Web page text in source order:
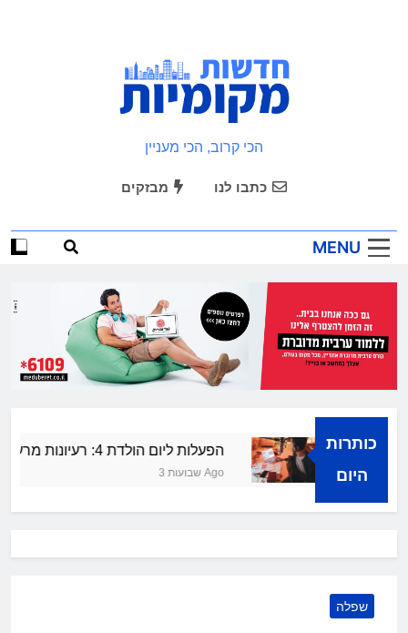
חדשות מקומיות
הכי קרוב, הכי מעניין
כתבו לנו מבזקים
MENU
כותרות
היום
הפעלות ליום הולדת 4: רעיונות מרעננים ושמחים
3 שבועות Ago
קולית
שפלה